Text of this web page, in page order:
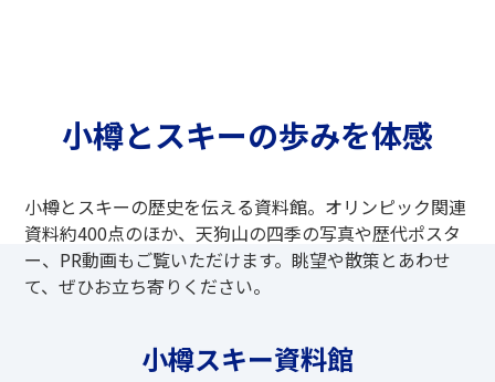
小樽とスキーの歩みを体感
小樽とスキーの歴史を伝える資料館。オリンピック関連
資料約400点のほか、天狗山の四季の写真や歴代ポスタ
ー、PR動画もご覧いただけます。眺望や散策とあわせ
て、ぜひお立ち寄りください。
小樽スキー資料館